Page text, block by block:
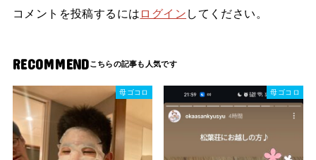
コメントを投稿するには ログイン してください。
RECOMMEND
母ゴコロ 母ゴコロ